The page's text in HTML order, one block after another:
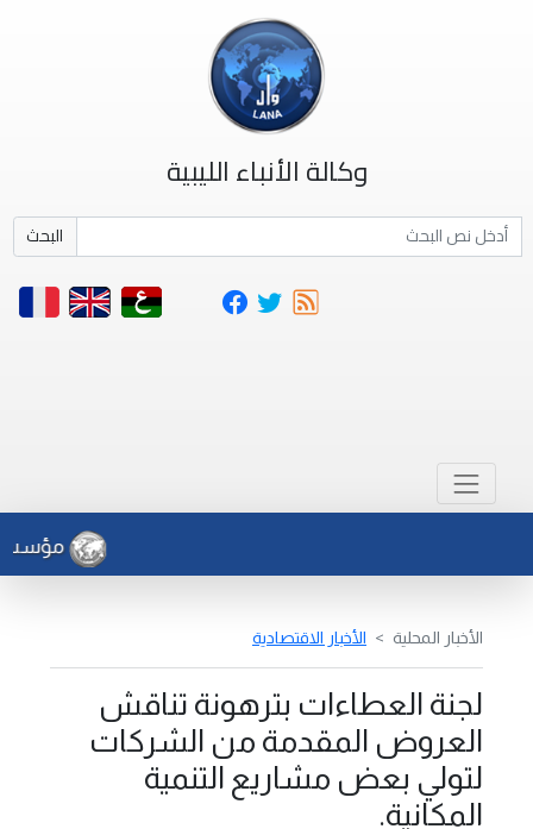
وكالة الأنباء الليبية
البحث
مؤسسة
الأخبار المحلية الأخبار الاقتصادية
لجنة العطاءات بترهونة تناقش
العروض المقدمة من الشركات
لتولي بعض مشاريع التنمية
المكانية.